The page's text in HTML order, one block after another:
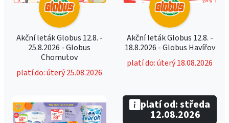
Akční leták Globus 12.8. -
25.8.2026 - Globus
Chomutov
platí do: úterý 25.08.2026
Akční leták Globus 12.8. -
18.8.2026 - Globus Havířov
platí do: úterý 18.08.2026
platí od: středa
12.08.2026